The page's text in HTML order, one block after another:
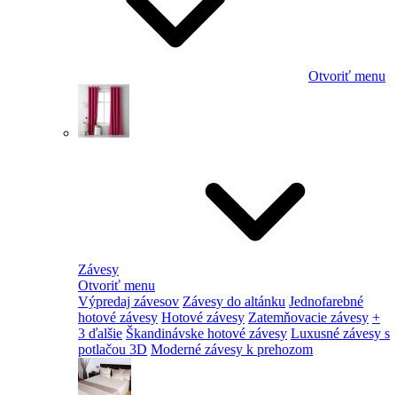
Otvoriť menu
Závesy
Otvoriť menu
Výpredaj závesov Závesy do altánku Jednofarebné
hotové závesy Hotové závesy Zatemňovacie závesy +
3 ďalšie Škandinávske hotové závesy Luxusné závesy s
potlačou 3D Moderné závesy k prehozom